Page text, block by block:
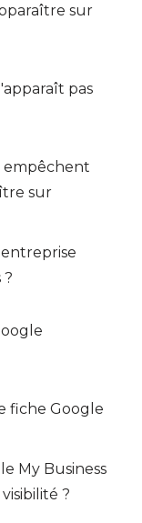
sur
pas
empêchent
sur
?
fiche Google
My Business
?